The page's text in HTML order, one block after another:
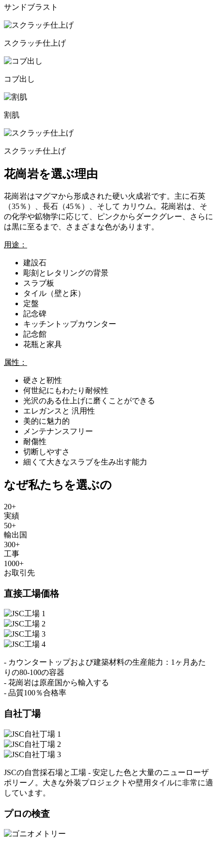
サンドブラスト
スクラッチ仕上げ
コブ出し
割肌
スクラッチ仕上げ
花崗岩を選ぶ理由
花崗岩はマグマから形成された硬い火成岩です。主に石英
（35％）、長石（45％）、そして カリウム。花崗岩は、そ
の化学や鉱物学に応じて、ピンクからダークグレー、さらに
は黒に至るまで、さまざまな色があります。
用途：
建設石
彫刻とレタリングの背景
スラブ板
タイル（壁と床）
定盤
記念碑
キッチントップカウンター
記念館
花瓶と家具
属性：
硬さと靭性
何世紀にもわたり耐候性
光沢のある仕上げに磨くことができる
エレガンスと 汎用性
美的に魅力的
メンテナンスフリー
耐傷性
切断しやすさ
細くて大きなスラブを生み出す能力
なぜ私たちを選ぶの
20+
実績
50+
輸出国
300+
工事
1000+
お取引先
直接工場価格
- カウンタートップおよび建築材料の生産能力：1ヶ月あた
りの80-100の容器
- 花崗岩は原産国から輸入する
- 品質100％合格率
自社丁場
JSCの自営採石場と工場 - 安定した色と大量のニューローザ
ポリーノ。大きな外装プロジェクトや壁用タイルに非常に適
しています。
プロの検査